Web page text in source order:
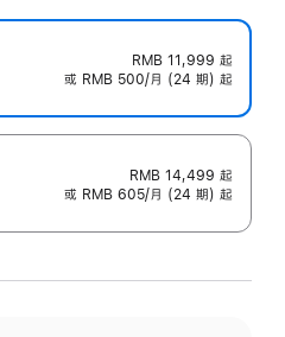
RMB 11,999 起
或 RMB 500/月 (24 期) 起
RMB 14,499 起
或 RMB 605/月 (24 期) 起